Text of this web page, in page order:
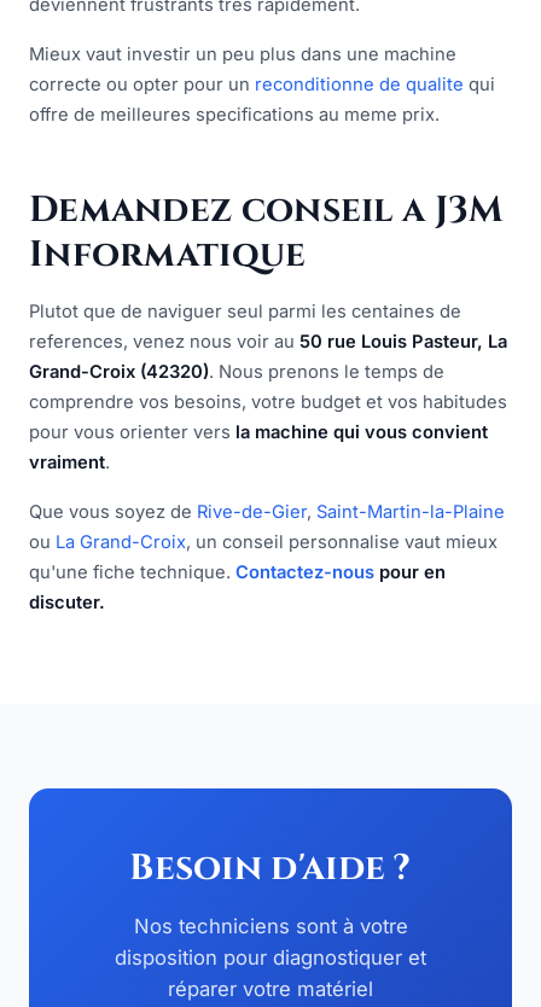
deviennent frustrants tres rapidement.
Mieux vaut investir un peu plus dans une machine
correcte ou opter pour un reconditionne de qualite qui
offre de meilleures specifications au meme prix.
Demandez conseil a J3M
Informatique
Plutot que de naviguer seul parmi les centaines de
references, venez nous voir au 50 rue Louis Pasteur, La
Grand-Croix (42320). Nous prenons le temps de
comprendre vos besoins, votre budget et vos habitudes
pour vous orienter vers la machine qui vous convient
vraiment.
Que vous soyez de Rive-de-Gier, Saint-Martin-la-Plaine
ou La Grand-Croix, un conseil personnalise vaut mieux
qu'une fiche technique. Contactez-nous pour en
discuter.
Besoin d'aide ?
Nos techniciens sont à votre
disposition pour diagnostiquer et
réparer votre matériel